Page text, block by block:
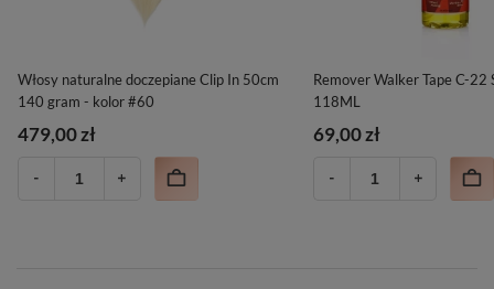
Włosy naturalne doczepiane Clip In 50cm
140 gram - kolor #60
479,00 zł
Remover Walker Tape C-22
118ML
69,00 zł